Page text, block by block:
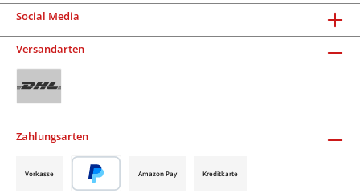
Social Media
Versandarten
Zahlungsarten
Vorkasse Amazon Pay Kreditkarte